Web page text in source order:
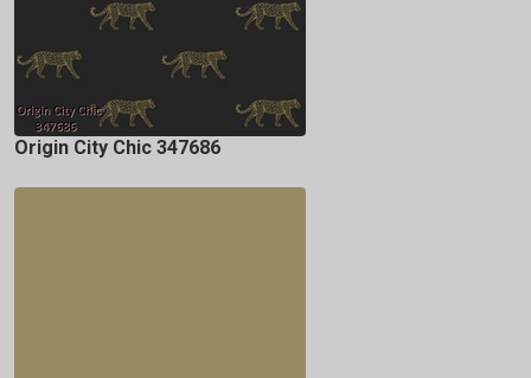
Origin City Chic 347686